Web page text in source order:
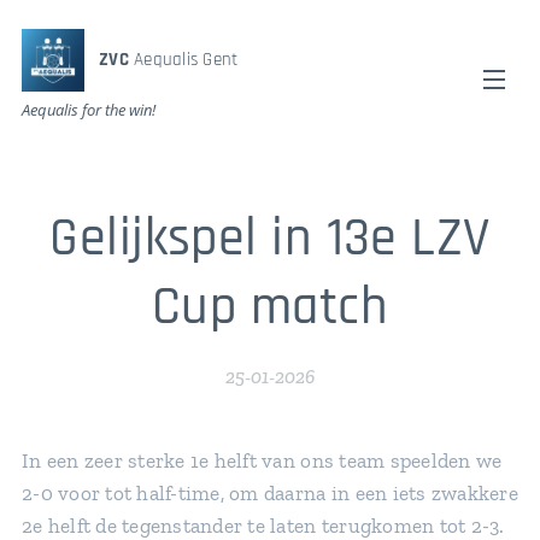
ZVCAequalis Gent
Aequalis for the win!
Gelijkspel in 13e LZV
Cup match
25-01-2026
In een zeer sterke 1e helft van ons team speelden we
2-0 voor tot half-time, om daarna in een iets zwakkere
2e helft de tegenstander te laten terugkomen tot 2-3.